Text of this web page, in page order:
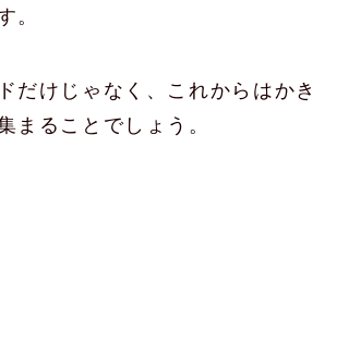
。
だけじゃなく、これからはかき
まることでしょう。